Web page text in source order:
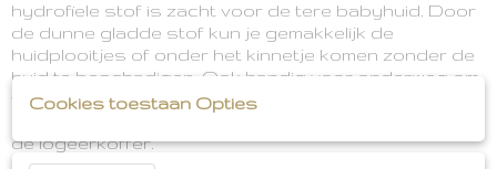
hydrofiele stof is zacht voor de tere babyhuid. Door
de dunne gladde stof kun je gemakkelijk de
huidplooitjes of onder het kinnetje komen zonder de
huid te beschadigen. Ook handig voor onderweg om
vieze mondjes en vieze handjes mee te poetsen.
de logeerkoffer.
Cookies toestaan Opties